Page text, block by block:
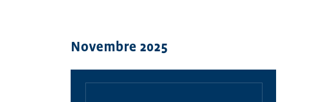
Novembre 2025